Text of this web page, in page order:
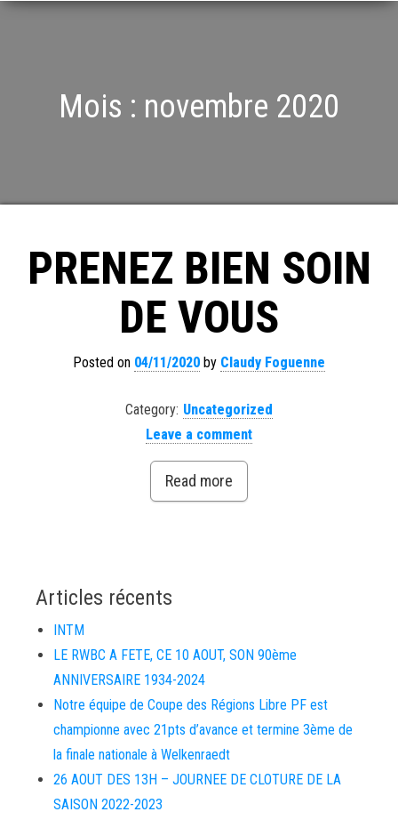
Mois : novembre 2020
PRENEZ BIEN SOIN
DE VOUS
Posted on 04/11/2020 by Claudy Foguenne
Category: Uncategorized
Leave a comment
Read more
Articles récents
INTM
LE RWBC A FETE, CE 10 AOUT, SON 90ème
ANNIVERSAIRE 1934-2024
Notre équipe de Coupe des Régions Libre PF est
championne avec 21pts d’avance et termine 3ème de
la finale nationale à Welkenraedt
26 AOUT DES 13H – JOURNEE DE CLOTURE DE LA
SAISON 2022-2023